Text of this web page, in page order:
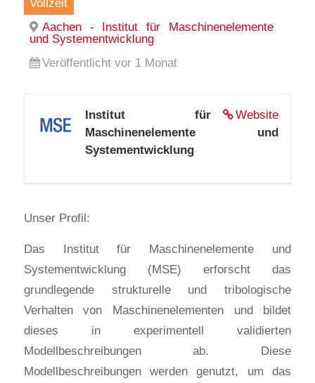
Aachen - Institut für Maschinenelemente
und Systementwicklung
Veröffentlicht vor 1 Monat
Website
Institut für
Maschinenelemente und
Systementwicklung
Unser Profil:
Das Institut für Maschinenelemente und
Systementwicklung (MSE) erforscht das
grundlegende strukturelle und tribologische
Verhalten von Maschinenelementen und bildet
dieses in experimentell validierten
Modellbeschreibungen ab. Diese
Modellbeschreibungen werden genutzt, um das